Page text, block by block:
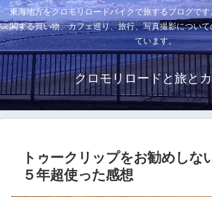
東海地方をクロモリロードバイクで旅するブログで
関する買い物、カフェ巡り、旅行、写真撮影につい
ています。
クロモリロードと旅と
トゥークリップをお勧めしな
５年超使った感想